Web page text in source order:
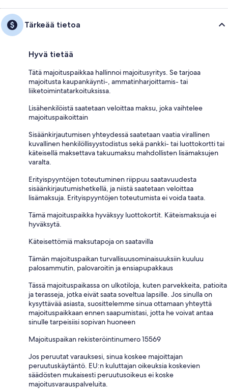
Tärkeää tietoa
Hyvä tietää
Tätä majoituspaikkaa hallinnoi majoitusyritys. Se tarjoaa
majoitusta kaupankäynti-, ammatinharjoittamis- tai
liiketoimintatarkoituksissa.
Lisähenkilöistä saatetaan veloittaa maksu, joka vaihtelee
majoituspaikoittain
Sisäänkirjautumisen yhteydessä saatetaan vaatia virallinen
kuvallinen henkilöllisyystodistus sekä pankki- tai luottokortti tai
käteisellä maksettava takuumaksu mahdollisten lisämaksujen
varalta.
Erityispyyntöjen toteutuminen riippuu saatavuudesta
sisäänkirjautumishetkellä, ja niistä saatetaan veloittaa
lisämaksuja. Erityispyyntöjen toteutumista ei voida taata.
Tämä majoituspaikka hyväksyy luottokortit. Käteismaksuja ei
hyväksytä.
Käteisettömiä maksutapoja on saatavilla
Tämän majoituspaikan turvallisuusominaisuuksiin kuuluu
palosammutin, palovaroitin ja ensiapupakkaus
Tässä majoituspaikassa on ulkotiloja, kuten parvekkeita, patioita
ja terasseja, jotka eivät saata soveltua lapsille. Jos sinulla on
kysyttävää asiasta, suosittelemme sinua ottamaan yhteyttä
majoituspaikkaan ennen saapumistasi, jotta he voivat antaa
sinulle tarpeisiisi sopivan huoneen
Majoituspaikan rekisteröintinumero 15569
Jos peruutat varauksesi, sinua koskee majoittajan
peruutuskäytäntö. EU:n kuluttajan oikeuksia koskevien
säädösten mukaisesti peruutusoikeus ei koske
majoitusvarauspalveluita.